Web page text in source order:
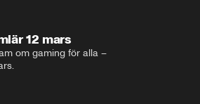
12 mars
om gaming för alla –